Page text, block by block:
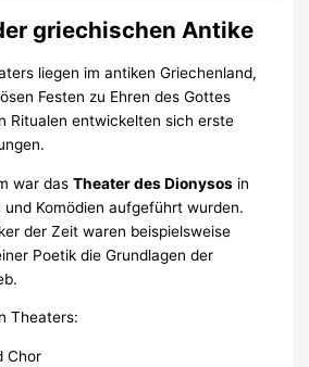
griechischen Antike
liegen im antiken Griechenland,
Festen zu Ehren des Gottes
Ritualen entwickelten sich erste
war dasTheater des Dionysos in
und Komödien aufgeführt wurden.
der Zeit waren beispielsweise
Poetik die Grundlagen der
Theaters:
Chor